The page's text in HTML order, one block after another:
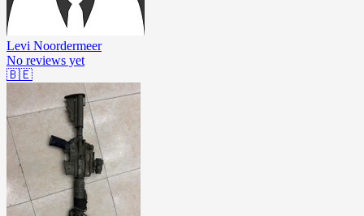
Levi Noordermeer
No reviews yet
🇧🇪